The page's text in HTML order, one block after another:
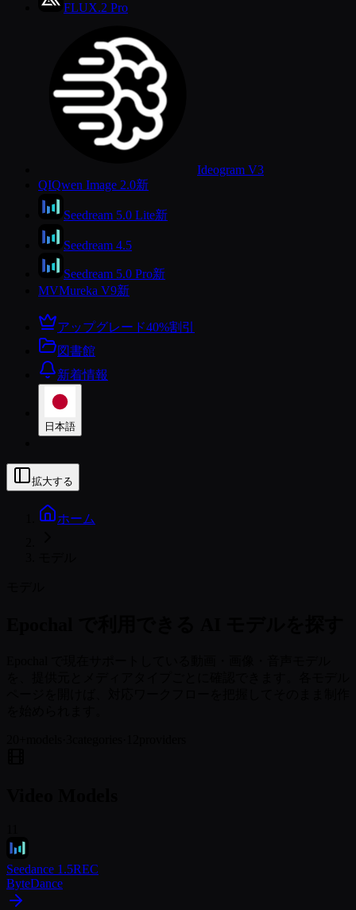
FLUX.2 Pro
Ideogram V3
QIQwen Image 2.0新
Seedream 5.0 Lite新
Seedream 4.5
Seedream 5.0 Pro新
MVMureka V9新
アップグレード40%割引
図書館
新着情報
日本語
拡大する
ホーム
Seedance 1.5REC
ByteDance